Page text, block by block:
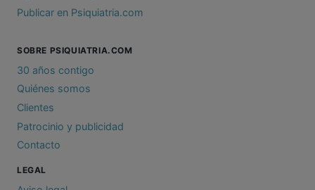
Publicar en Psiquiatria.com
SOBRE PSIQUIATRIA.COM
30 años contigo
Quiénes somos
Clientes
Patrocinio y publicidad
Contacto
LEGAL